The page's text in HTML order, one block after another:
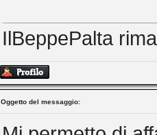
IlBeppePalta
Oggetto del messaggio: